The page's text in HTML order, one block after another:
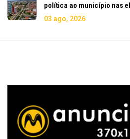
política ao município nas
03 ago, 2026